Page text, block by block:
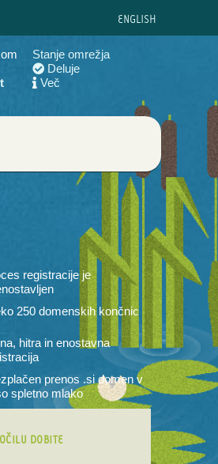
ENGLISH
Stanje omrežja
Deluje
Več
registracije je
250 domenskih končnic
hitra in enostavna
prenos .si domen v
spletno mlako
DOBITE